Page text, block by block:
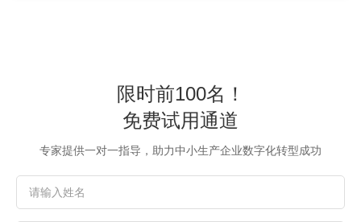
限时前100名！
免费试用通道
专家提供一对一指导，助力中小生产企业数字化转型成功